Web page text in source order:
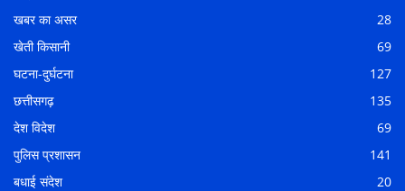
खबर का असर
28
खेती किसानी
69
घटना-दुर्घटना
127
छत्तीसगढ़
135
देश विदेश
69
पुलिस प्रशासन
141
बधाई संदेश
20